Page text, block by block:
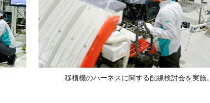
移植機のハーネスに関する配線検討会を実施。